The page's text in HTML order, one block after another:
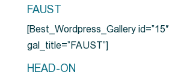
FAUST
[Best_Wordpress_Gallery id=”15″
gal_title=”FAUST”]
HEAD-ON